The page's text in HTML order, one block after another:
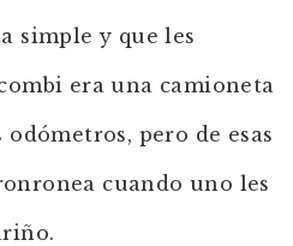
simple y que les
era una camioneta
pero de esas
cuando uno les